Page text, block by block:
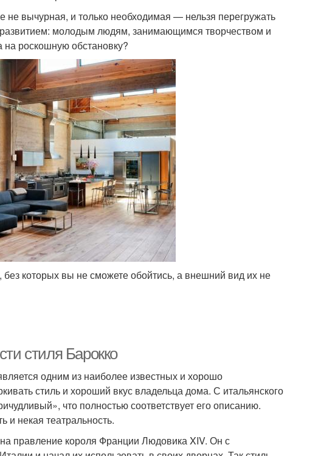
не вычурная, и только необходимая — нельзя перегружать
молодым людям, занимающимся творчеством и
роскошную обстановку?
которых вы не сможете обойтись, а внешний вид их не
стиля Барокко
одним из наиболее известных и хорошо
стиль и хороший вкус владельца дома. С итальянского
что полностью соответствует его описанию.
некая театральность.
правление короля Франции Людовика XIV. Он с